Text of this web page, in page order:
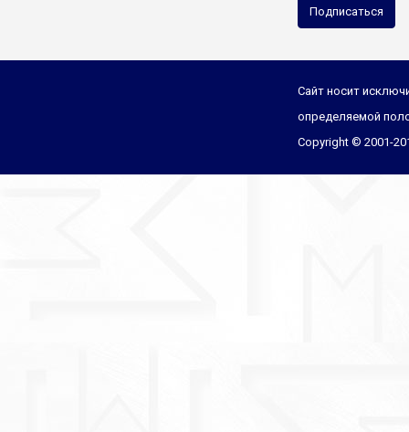
Подписаться
Сайт носит
определяемой
Copyright © 2001-